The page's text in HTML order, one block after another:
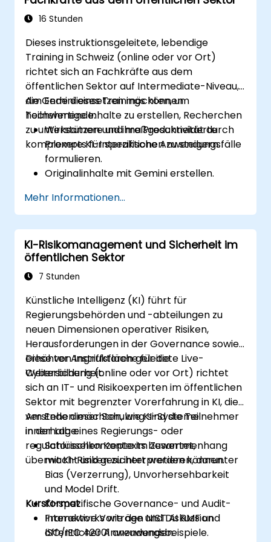
16 Stunden
Dieses instruktionsgeleitete, lebendige
Training in Schweiz (online oder vor Ort)
richtet sich an Fachkräfte aus dem
öffentlichen Sektor auf Intermediate-Niveau,
die Gemini einsetzen möchten, um
hochwertige Inhalte zu erstellen, Recherchen
zu unterstützen und ihre Produktivität durch
komplexere KI-Interaktionen zu steigern.
Am Ende dieses Trainings können
Teilnehmende:
Wirksamere und maßgeschneiderte
Prompts für spezifische Anwendungsfälle
formulieren.
Originalinhalte mit Gemini erstellen.
zusammenfassen und vergleichen.
Gemini für Brainstorming, Planung und
effiziente Ideengenerierung nutzen.
Mehr Informationen...
KI-Risikomanagement und Sicherheit im
öffentlichen Sektor
7 Stunden
Künstliche Intelligenz (KI) führt für
Regierungsbehörden und -abteilungen zu
neuen Dimensionen operativer Risiken,
Herausforderungen in der Governance sowie
erhöhter Angriffsfläche für die
Cybersicherheit.
Diese von Instruktoren geleitete Live-
Weiterbildung (online oder vor Ort) richtet
sich an IT- und Risikoexperten im öffentlichen
Sektor mit begrenzter Vorerfahrung in KI, die
verstehen möchten, wie KI-Systeme
innerhalb eines Regierungs- oder
regulatorischen Kontexts bewertet,
überwacht und gesichert werden können.
Am Ende dieser Schulung sind die Teilnehmer
in der Lage:
Schlüsselkonzepte im Zusammenhang
mit KI-Risiken zu interpretieren, darunter
Bias (Verzerrung), Unvorhersehbarkeit
und Model Drift.
KI-spezifische Governance- und Audit-
Frameworks wie den NIST AI RMF und
ISO/IEC 42001 anzuwenden.
Kursformat
Interaktive Vorträge und Diskussion
öffentlicher Anwendungsbeispiele.